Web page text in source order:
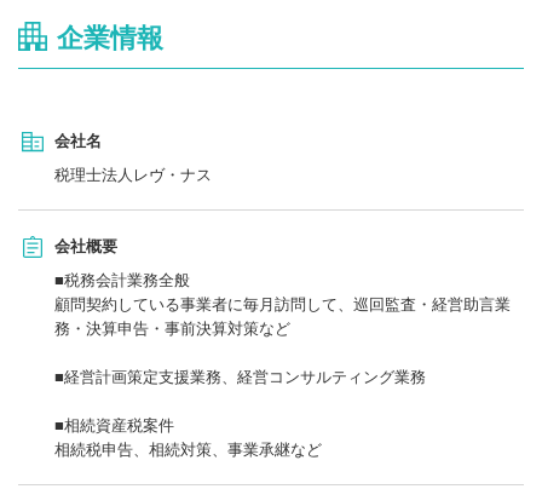
企業情報
会社名
税理士法人レヴ・ナス
会社概要
■税務会計業務全般
顧問契約している事業者に毎月訪問して、巡回監査・経営助言業
務・決算申告・事前決算対策など
■経営計画策定支援業務、経営コンサルティング業務
■相続資産税案件
相続税申告、相続対策、事業承継など